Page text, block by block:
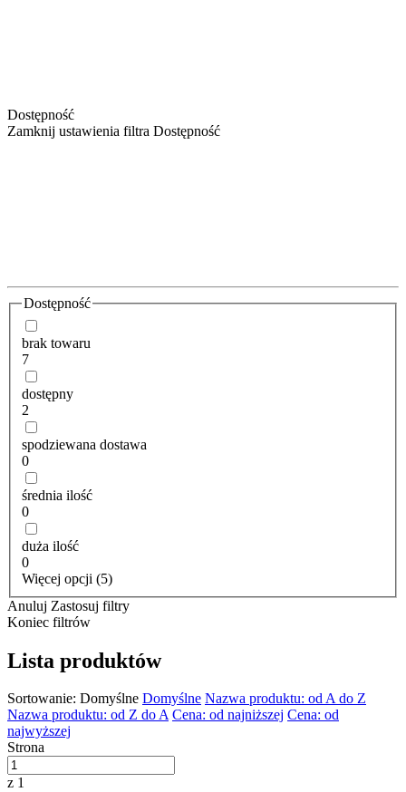
Dostępność
Zamknij ustawienia filtra Dostępność
Dostępność
brak towaru
7
dostępny
2
spodziewana dostawa
0
średnia ilość
0
duża ilość
0
Więcej opcji (5)
Anuluj Zastosuj filtry
Koniec filtrów
Lista produktów
Sortowanie: Domyślne Domyślne Nazwa produktu: od A do Z
Nazwa produktu: od Z do A Cena: od najniższej Cena: od
najwyższej
Strona
z 1